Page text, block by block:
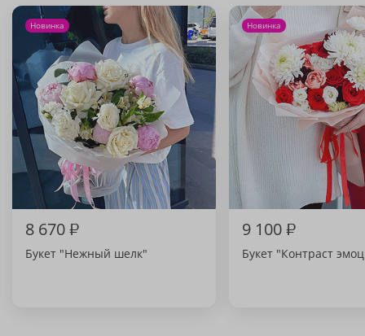
Новинка
8 670₽
Букет "Нежный шелк"
Новинка
9 100₽
Букет "Контраст